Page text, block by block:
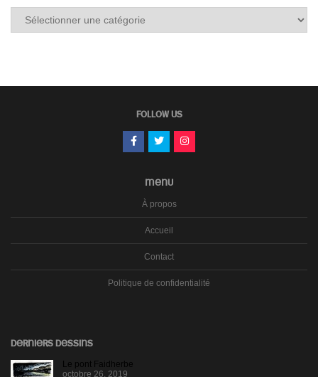
FOLLOW US
MENU
À propos
Accueil
Contact
Politique de confidentialité
DERNIERS DESSINS
Le pont Faidherbe
octobre 26, 2019